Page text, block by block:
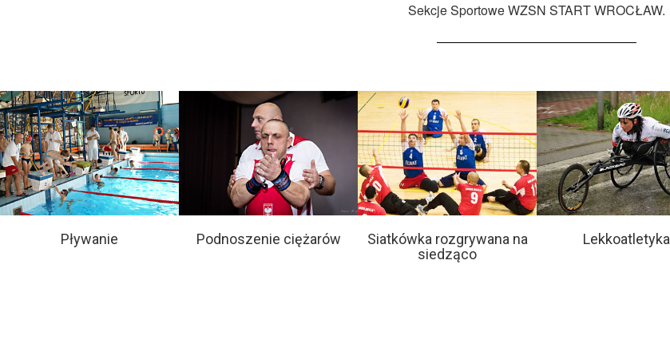
Sekcje Sportowe WZSN START WROCŁAW.
Pływanie Podnoszenie ciężarów
Siatkówka rozgrywana na
siedząco
Lekkoatletyka